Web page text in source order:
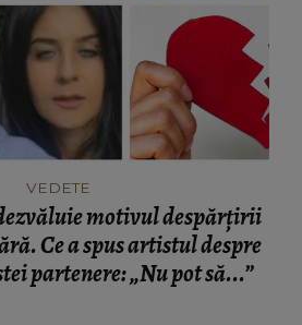
VEDETE
motivul despărțirii
Ce a spus artistul despre
partenere: „Nu pot să...”